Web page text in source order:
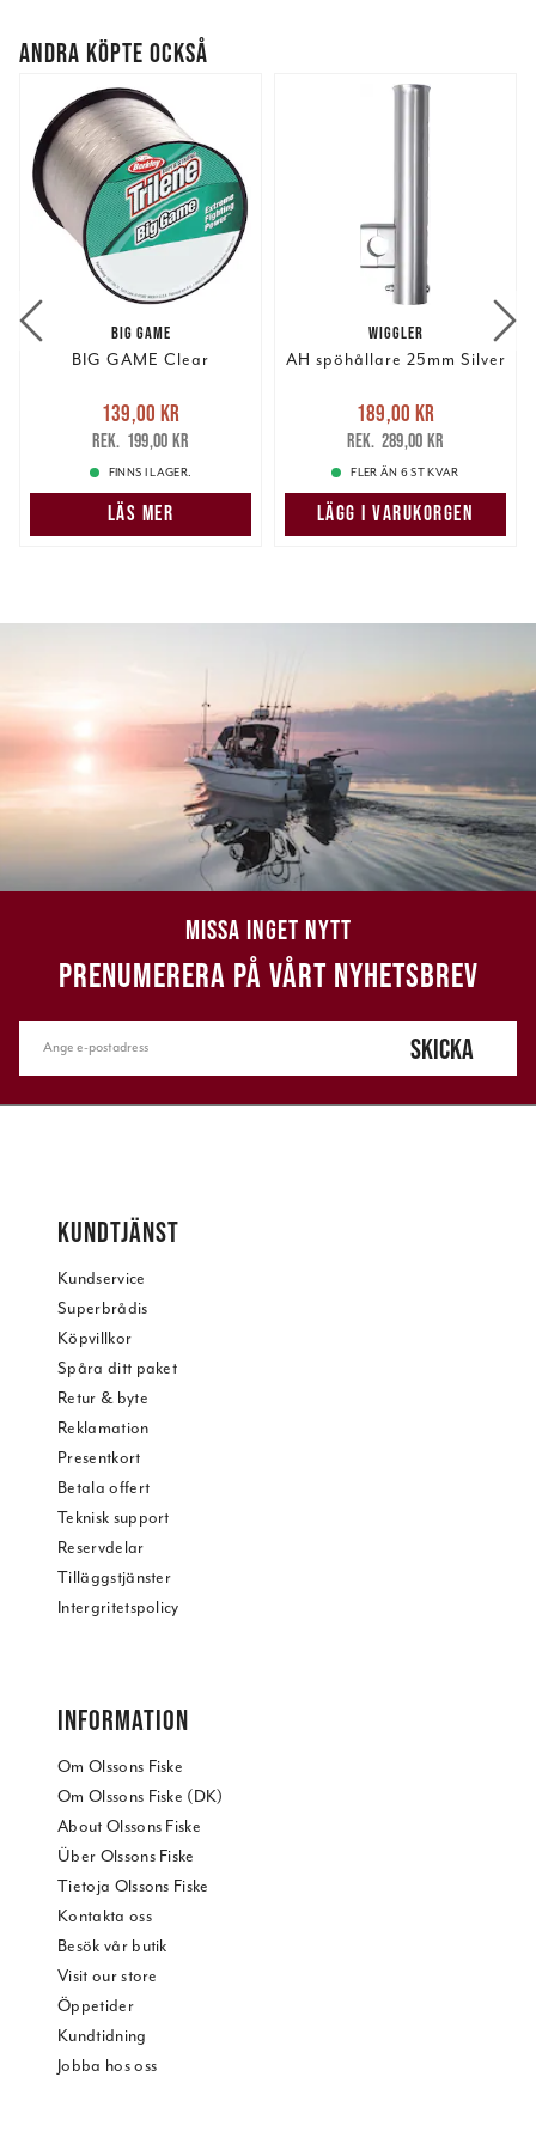
ANDRA KÖPTE OCKSÅ
BIG GAME
BIG GAME Clear
Nuvarande pris
139,00 krTidigare pris
199,00 kr
139,00 kr
199,00 kr
FINNS I LAGER.
LÄS MER
WIGGLER
AH spöhållare 25mm Silver
Nuvarande pris
189,00 krTidigare pris
289,00 kr
189,00 kr
289,00 kr
FLER ÄN 6 ST KVAR
LÄGG I VARUKORGEN
MISSA INGET NYTT
PRENUMERERA PÅ VÅRT NYHETSBREV
SKICKA
KUNDTJÄNST
Kundservice
Superbrådis
Köpvillkor
Spåra ditt paket
Retur & byte
Reklamation
Presentkort
Betala offert
Teknisk support
Reservdelar
Tilläggstjänster
Intergritetspolicy
INFORMATION
Om Olssons Fiske
Om Olssons Fiske (DK)
About Olssons Fiske
Über Olssons Fiske
Tietoja Olssons Fiske
Kontakta oss
Besök vår butik
Visit our store
Öppetider
Kundtidning
Jobba hos oss